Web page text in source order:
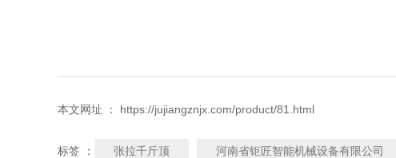
本文网址 ： https://jujiangznjx.com/product/81.html
标签 ： 张拉千斤顶 河南省钜匠智能机械设备有限公司